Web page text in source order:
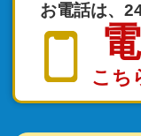
お電話は、
こち